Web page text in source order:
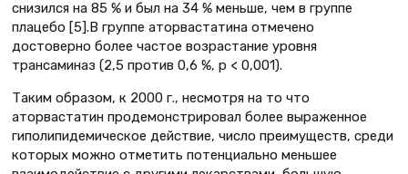
снизился на 85 % и был на 34 % меньше, чем в группе
плацебо [5].В группе аторвастатина отмечено
достоверно более частое возрастание уровня
трансаминаз (2,5 против 0,6 %, р < 0,001).
Таким образом, к 2000 г., несмотря на то что
аторвастатин продемонстрировал более выраженное
гиполипидемическое действие, число преимуществ, среди
которых можно отметить потенциально меньшее